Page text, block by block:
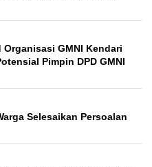
Organisasi GMNI Kendari
Pimpin DPD GMNI
Selesaikan Persoalan